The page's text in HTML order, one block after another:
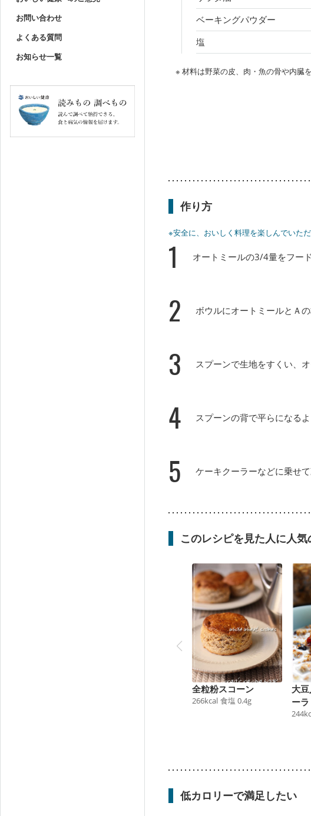
お問い合わせ
よくある質問
お知らせ一覧
ベーキングパウダー
塩
※ 材料は野菜の皮、肉・魚の骨や内臓
作り方
※安全に、おいしく料理を楽しんでいた
1 オートミールの3/4量をフー
2 ボウルにオートミールとＡ
3 スプーンで生地をすくい、
4 スプーンの背で平らになる
5 ケーキクーラーなどに乗せ
このレシピを見た人に人
全粒粉スコーン
266kcal 食塩 0.4g
大
ーラ
244
低カロリーで満足したい